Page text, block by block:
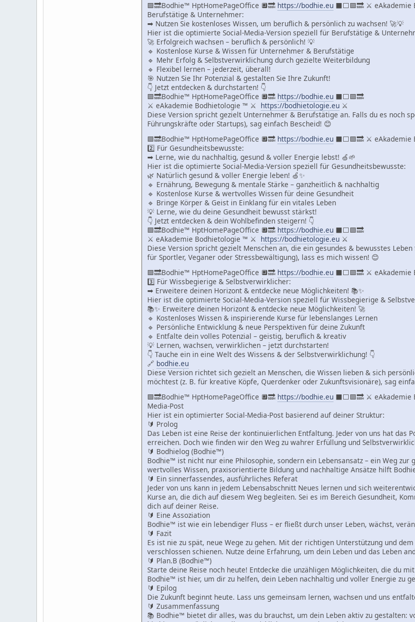
🟪🔜Bodhie™ HptHomePageOffice 🔲🔜 https://bodhie.eu ⬛️⬜️🟪🔜 ⚔
Berufstätige & Unternehmer:
➡ Nutzen Sie kostenloses Wissen, um beruflich & persönlich zu wachsen! 🚀💡
Hier ist die optimierte Social-Media-Version speziell für Berufstätige &
🚀 Erfolgreich wachsen – beruflich & persönlich! 💡
🔹 Kostenlose Kurse & Wissen für Unternehmer & Berufstätige
🔹 Mehr Erfolg & Selbstverwirklichung durch gezielte Weiterbildung
🔹 Flexibel lernen – jederzeit, überall!
🎯 Nutzen Sie Ihr Potenzial & gestalten Sie Ihre Zukunft!
👇 Jetzt entdecken & durchstarten! 👇
🟪🔜Bodhie™ HptHomePageOffice 🔲🔜 https://bodhie.eu ⬛️⬜️🟪🔜
⚔ eAkademie Bodhietologie ™ ⚔ https://bodhietologie.eu ⚔
Diese Version spricht gezielt Unternehmer & Berufstätige an. Falls du es noch
Führungskräfte oder Startups), sag einfach Bescheid! 😊
🟪🔜Bodhie™ HptHomePageOffice 🔲🔜 https://bodhie.eu ⬛️⬜️🟪🔜 ⚔
2️⃣ Für Gesundheitsbewusste:
➡ Lerne, wie du nachhaltig, gesund & voller Energie lebst! 🍏🌱
Hier ist die optimierte Social-Media-Version speziell für Gesundheitsbewusste:
🌿 Natürlich gesund & voller Energie leben! 🍏✨
🔹 Ernährung, Bewegung & mentale Stärke – ganzheitlich & nachhaltig
🔹 Kostenlose Kurse & wertvolles Wissen für deine Gesundheit
🔹 Bringe Körper & Geist in Einklang für ein vitales Leben
💡 Lerne, wie du deine Gesundheit bewusst stärkst!
👇 Jetzt entdecken & dein Wohlbefinden steigern! 👇
🟪🔜Bodhie™ HptHomePageOffice 🔲🔜 https://bodhie.eu ⬛️⬜️🟪🔜
⚔ eAkademie Bodhietologie ™ ⚔ https://bodhietologie.eu ⚔
Diese Version spricht gezielt Menschen an, die ein gesundes & bewusstes
für Sportler, Veganer oder Stressbewältigung), lass es mich wissen! 😊
🟪🔜Bodhie™ HptHomePageOffice 🔲🔜 https://bodhie.eu ⬛️⬜️🟪🔜 ⚔
3️⃣ Für Wissbegierige & Selbstverwirklicher:
➡ Erweitere deinen Horizont & entdecke neue Möglichkeiten! 📚✨
Hier ist die optimierte Social-Media-Version speziell für Wissbegierige &
📚✨ Erweitere deinen Horizont & entdecke neue Möglichkeiten! 🚀
🔹 Kostenloses Wissen & inspirierende Kurse für lebenslanges Lernen
🔹 Persönliche Entwicklung & neue Perspektiven für deine Zukunft
🔹 Entfalte dein volles Potenzial – geistig, beruflich & kreativ
💡 Lernen, wachsen, verwirklichen – jetzt durchstarten!
👇 Tauche ein in eine Welt des Wissens & der Selbstverwirklichung! 👇
🔗 bodhie.eu
Diese Version richtet sich gezielt an Menschen, die Wissen lieben & sich
möchtest (z. B. für kreative Köpfe, Querdenker oder Zukunftsvisionäre), sag
🟪🔜Bodhie™ HptHomePageOffice 🔲🔜 https://bodhie.eu ⬛️⬜️🟪🔜 ⚔
Media-Post
Hier ist ein optimierter Social-Media-Post basierend auf deiner Struktur:
🔰 Prolog
Das Leben ist eine Reise der kontinuierlichen Entfaltung. Jeder von uns hat das
erreichen. Doch wie finden wir den Weg zu wahrer Erfüllung und
🔰 Bodhielog (Bodhie™)
Bodhie™ ist nicht nur eine Philosophie, sondern ein Lebensansatz – ein Weg zur
wertvolles Wissen, praxisorientierte Bildung und nachhaltige Ansätze hilft
🔰 Ein sinnerfassendes, ausführliches Referat
Jeder von uns kann in jedem Lebensabschnitt Neues lernen und sich
Kurse an, die dich auf diesem Weg begleiten. Sei es im Bereich Gesundheit,
dich auf deiner Reise.
🔰 Eine Assoziation
Bodhie™ ist wie ein lebendiger Fluss – er fließt durch unser Leben, wächst,
🔰 Fazit
Es ist nie zu spät, neue Wege zu gehen. Mit der richtigen Unterstützung und
verschlossen schienen. Nutze deine Erfahrung, um dein Leben und das Leben
🔰 Plan.B (Bodhie™)
Starte deine Reise noch heute! Entdecke die unzähligen Möglichkeiten, die du
Bodhie™ ist hier, um dir zu helfen, dein Leben nachhaltig und voller Energie zu
🔰 Epilog
Die Zukunft beginnt heute. Lass uns gemeinsam lernen, wachsen und uns
🔰 Zusammenfassung
📚 Bodhie™ bietet dir alles, was du brauchst, um dein Leben aktiv zu gestalten: